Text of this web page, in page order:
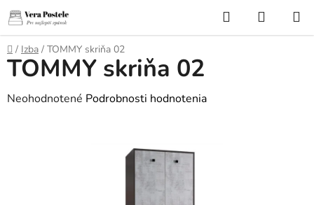
Prejsť
na
obsah
Hľadať
KOŠÍK
Domov
/ Izba / TOMMY skriňa 02
TOMMY skriňa 02
Priemerné
Neohodnotené Podrobnosti hodnotenia